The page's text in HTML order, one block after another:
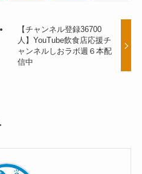
【チャンネル登録36700
人】YouTube飲食店応援チ
ャンネルしおラボ週６本配
信中